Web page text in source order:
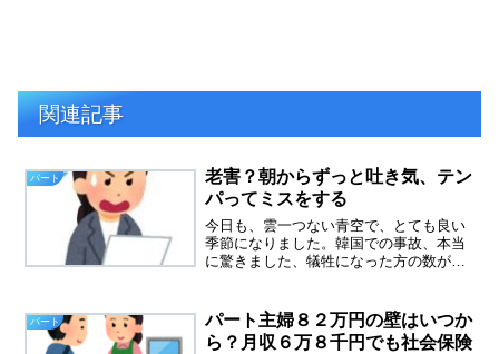
関連記事
パート
老害？朝からずっと吐き気、テン
パってミスをする
今日も、雲一つない青空で、とても良い
季節になりました。韓国での事故、本当
に驚きました、犠牲になった方の数があ
の中での事故、なんとか防ぐ方法はなか
ったのでしょうか。職場の...
パート
パート主婦８２万円の壁はいつか
ら？月収６万８千円でも社会保険